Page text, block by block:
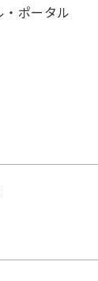
・ポータル